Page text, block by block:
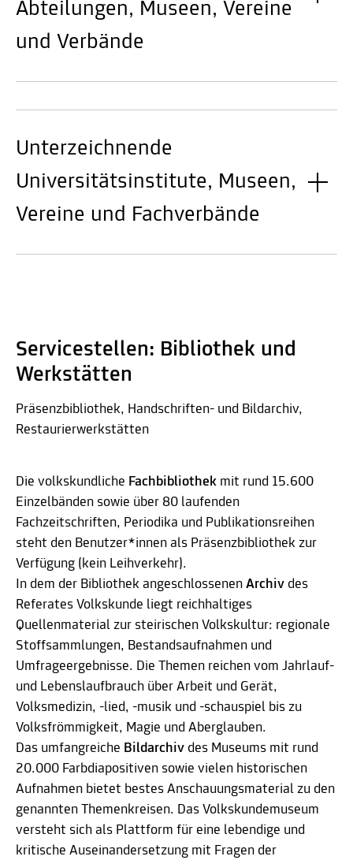
Abteilungen, Museen, Vereine
und Verbände
Unterzeichnende
Universitätsinstitute, Museen,
Vereine und Fachverbände
Servicestellen: Bibliothek und
Werkstätten
Präsenzbibliothek, Handschriften- und Bildarchiv,
Restaurierwerkstätten
Die volkskundliche Fachbibliothek mit rund 15.600
Einzelbänden sowie über 80 laufenden
Fachzeitschriften, Periodika und Publikationsreihen
steht den Benutzer*innen als Präsenzbibliothek zur
Verfügung (kein Leihverkehr).
In dem der Bibliothek angeschlossenen Archiv des
Referates Volkskunde liegt reichhaltiges
Quellenmaterial zur steirischen Volkskultur: regionale
Stoffsammlungen, Bestandsaufnahmen und
Umfrageergebnisse. Die Themen reichen vom Jahrlauf-
und Lebenslaufbrauch über Arbeit und Gerät,
Volksmedizin, -lied, -musik und -schauspiel bis zu
Volksfrömmigkeit, Magie und Aberglauben.
Das umfangreiche Bildarchiv des Museums mit rund
20.000 Farbdiapositiven sowie vielen historischen
Aufnahmen bietet bestes Anschauungsmaterial zu den
genannten Themenkreisen. Das Volkskundemuseum
versteht sich als Plattform für eine lebendige und
kritische Auseinandersetzung mit Fragen der